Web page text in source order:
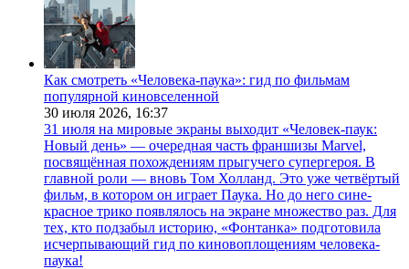
Как смотреть «Человека-паука»: гид по фильмам
популярной киновселенной
30 июля 2026, 16:37
31 июля на мировые экраны выходит «Человек-паук:
Новый день» — очередная часть франшизы Marvel,
посвящённая похождениям прыгучего супергероя. В
главной роли — вновь Том Холланд. Это уже четвёртый
фильм, в котором он играет Паука. Но до него сине-
красное трико появлялось на экране множество раз. Для
тех, кто подзабыл историю, «Фонтанка» подготовила
исчерпывающий гид по киновоплощениям человека-
паука!